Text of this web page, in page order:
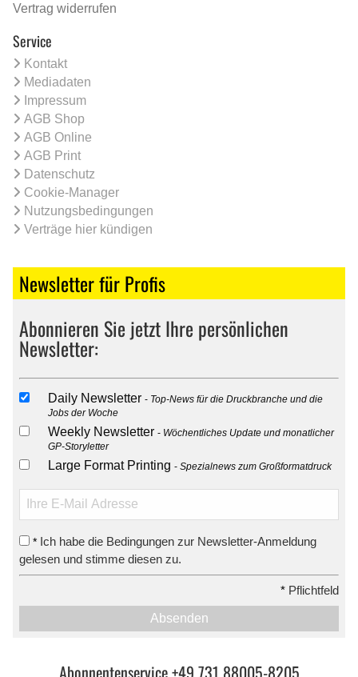
Vertrag widerrufen
Service
Kontakt
Mediadaten
Impressum
AGB Shop
AGB Online
AGB Print
Datenschutz
Cookie-Manager
Nutzungsbedingungen
Verträge hier kündigen
Newsletter für Profis
Abonnieren Sie jetzt Ihre persönlichen
Newsletter:
Daily Newsletter
Top-News für die Druckbranche und die
Jobs der Woche
Weekly Newsletter
Wöchentliches Update und monatlicher
GP-Storyletter
Large Format Printing Spezialnews zum Großformatdruck
* Ich habe die Bedingungen zur Newsletter-Anmeldung
gelesen und stimme diesen zu.
* Pflichtfeld
Absenden